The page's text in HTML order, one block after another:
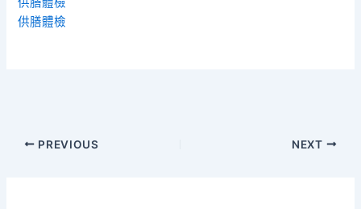
供膳體檢
PREVIOUS NEXT